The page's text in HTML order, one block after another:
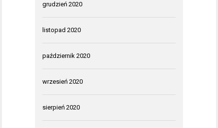
grudzień 2020
listopad 2020
październik 2020
wrzesień 2020
sierpień 2020